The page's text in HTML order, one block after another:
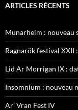
ARTICLES RÉCENTS
Munarheim : nouveau
Ragnarök festival XXII
Lid Ar Morrigan IX :
Insomnium : nouveau
Ar’ Vran Fest IV